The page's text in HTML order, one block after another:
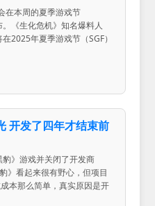
在本周的夏季游戏节
《生化危机》知名爆料人
2025年夏季游戏节（SGF）
开发了四年才结束前
》游戏并关闭了开发商
》看起来很有野心，但项目
本那么简单，真实原因是开